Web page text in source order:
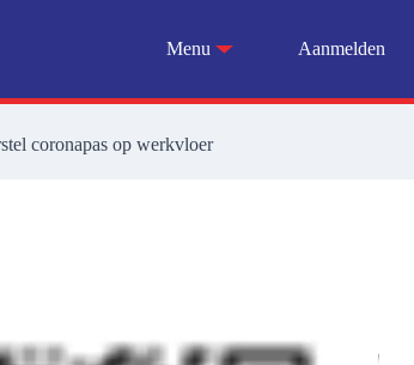
Menu Aanmelden
coronapas op werkvloer